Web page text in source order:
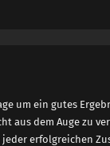
um ein gutes
aus dem Auge zu
erfolgreichen